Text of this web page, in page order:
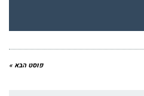
פוסט הבא »